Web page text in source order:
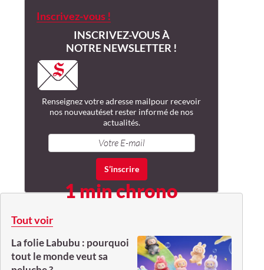
Inscrivez-vous !
INSCRIVEZ-VOUS À
NOTRE NEWSLETTER !
Renseignez votre adresse mailpour recevoir
nos nouveautéset rester informé de nos
actualités.
1 min chrono
Tout voir
La folie Labubu : pourquoi
tout le monde veut sa